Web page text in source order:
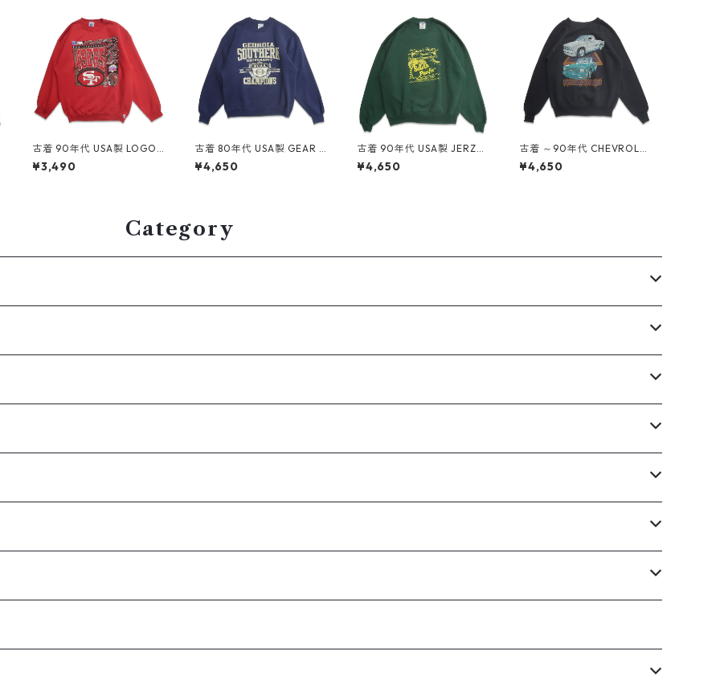
古着 90年代 USA製 LOGO7
NFL サンフランシスコ フォ
ーティーナイナーズ プリン
¥3,490
古着 80年代 USA製 GEAR F
OR SPORTS カレッジ NCAA
プリントスウェット トレー
¥4,650
古着 90年代 USA製 JERZEE
S ジャージーズ プリント ス
ウェット トレーナー グリー
¥4,650
古着 ～90年代 CHEVROLET
シボレー プリント スウェッ
ト トレーナー ブラック 表
¥4,650
Category